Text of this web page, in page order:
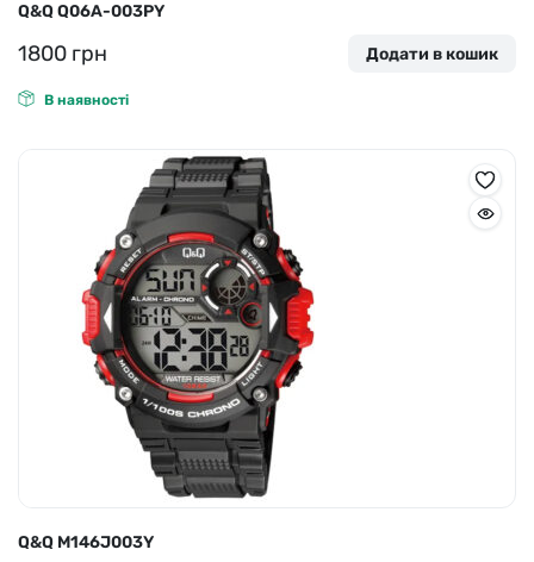
Q&Q Q06A-003PY
1800 грн Додати в кошик
В наявності
Q&Q M146J003Y